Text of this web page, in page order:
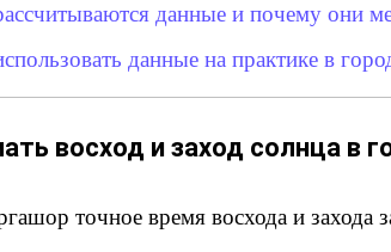
данные и почему они
данные на практике в
восход и заход солнца в
точное время восхода и захода